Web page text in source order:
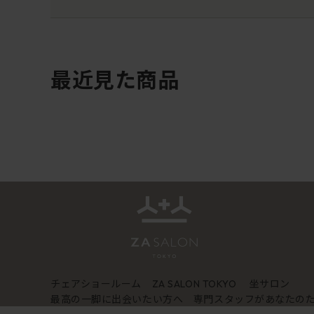
最近見た商品
チェアショールーム ZA SALON TOKYO
坐サロン
最高の一脚に出会いたい方へ 専門スタッフがあなたの